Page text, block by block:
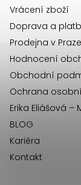
Vrácení zboží
Doprava a
Prodejna v Praze
Hodnocení
Obchodní
Ochrana
Erika Eliášová –
BLOG
Kariéra
Kontakt